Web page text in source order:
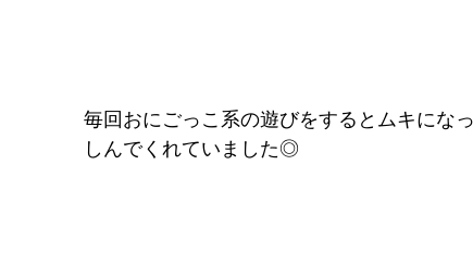
毎回おにごっこ系の遊びをするとムキにな
しんでくれていました◎